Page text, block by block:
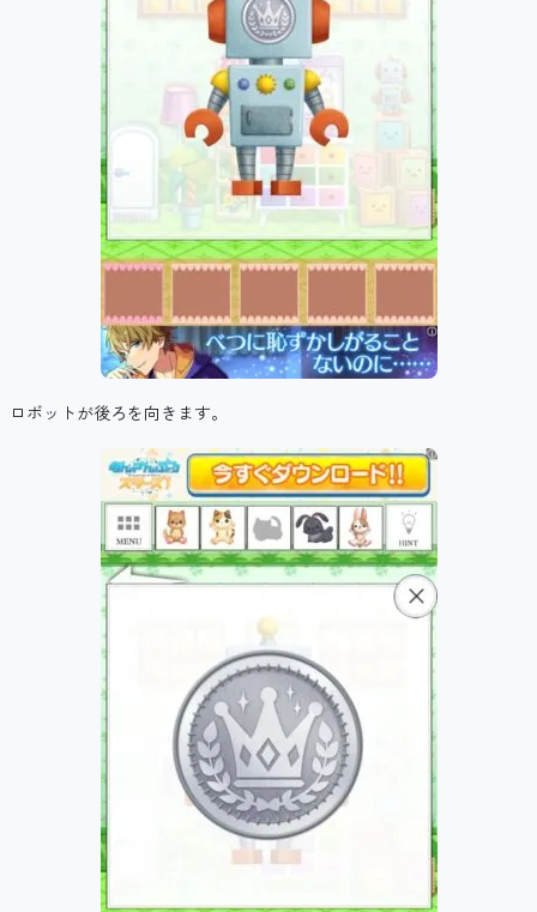
ロボットが後ろを向きます。